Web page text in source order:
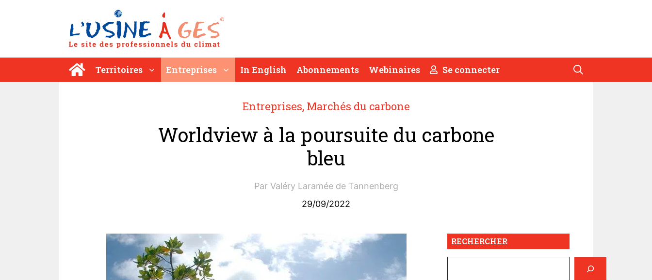
Territoires Entreprises In English Abonnements Webinaires Se connecter
Entreprises, Marchés du carbone
Worldview à la poursuite du carbone
bleu
Par Valéry Laramée de Tannenberg
29/09/2022
RECHERCHER